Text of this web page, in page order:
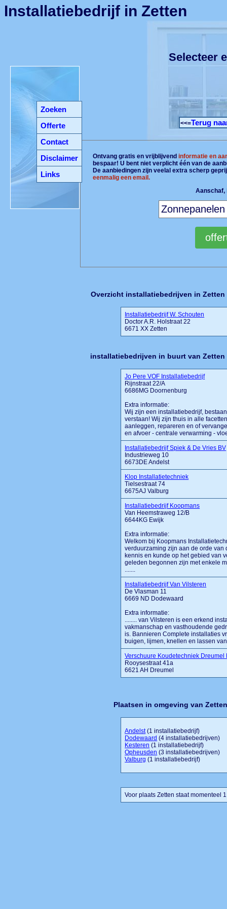
Zoeken
Offerte
Contact
Disclaimer
Links
Installatiebedrijf in Zetten
Selecteer
<<=Terug
Ontvang gratis en vrijblijvendinformatie en
bespaar! U bent niet verplicht één van de
De aanbiedingen zijn veelal extra scherp
eenmalig een email.
Aanschaf,
Overzicht installatiebedrijven in Zetten
Installatiebedrijf W. Schouten
Doctor A.R. Holstraat 22
6671 XX Zetten
installatiebedrijven in buurt van Zetten
Jo Pere VOF Installatiebedrijf
Rijnstraat 22/A
6686MG Doornenburg
Extra informatie:
Wij zijn een installatiebedrijf,
verstaan! Wij zijn thuis in alle
aanleggen, repareren en of
en afvoer - centrale verwarming -
Installatiebedrijf Spiek & De Vries BV
Industrieweg 10
6673DE Andelst
Klop Installatietechniek
Tielsestraat 74
6675AJ Valburg
Installatiebedrijf Koopmans
Van Heemstraweg 12/B
6644KG Ewijk
Extra informatie:
Welkom bij Koopmans
verduurzaming zijn aan de orde
kennis en kunde op het gebied van
geleden begonnen zijn met enkele
.......
Installatiebedrijf Van Vilsteren
De Vlasman 11
6669 ND Dodewaard
Extra informatie:
........ van Vilsteren is een erkend
vakmanschap en vasthoudende
is. Bannieren Complete installaties
buigen, lijmen, knellen en lassen
Verschuure Koudetechniek Dreumel
Rooysestraat 41a
6621 AH Dreumel
Plaatsen in omgeving van
Andelst(1 installatiebedrijf)
Dodewaard (4 installatiebedrijven)
Kesteren (1 installatiebedrijf)
Opheusden (3 installatiebedrijven)
Valburg (1 installatiebedrijf)
Voor plaats Zetten staat momenteel